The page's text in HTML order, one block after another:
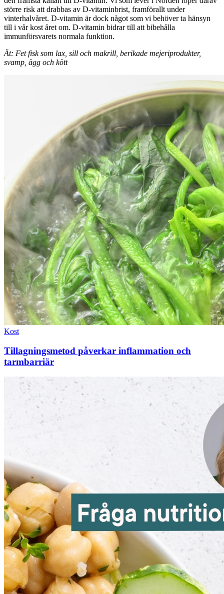
större risk att drabbas av D-vitaminbrist, framförallt under
vinterhalvåret. D-vitamin är dock något som vi behöver ta hänsyn
till i vår kost året om. D-vitamin bidrar till att bibehålla
immunförsvarets normala funktion.
Ät: Fet fisk som lax, sill och makrill, berikade mejeriprodukter,
svamp, ägg och kött
Kost
Tillagningsmetod påverkar inflammation och
tarmbarriär